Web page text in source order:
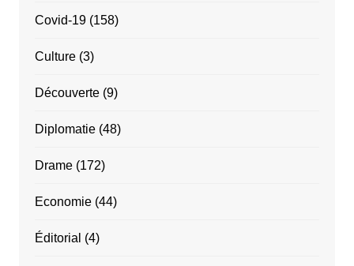
Covid-19(158)
Culture(3)
Découverte(9)
Diplomatie(48)
Drame(172)
Economie(44)
Éditorial (4)